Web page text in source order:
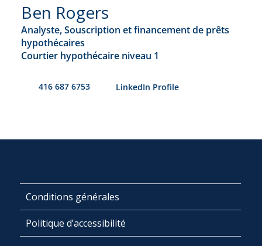
Ben Rogers
Analyste, Souscription et financement de prêts
hypothécaires
Courtier hypothécaire niveau 1
416 687 6753 ​LinkedIn Profile
Conditions générales
Politique d’accessibilité